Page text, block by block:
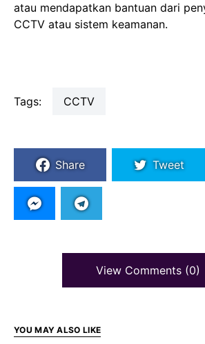
atau mendapatkan bantuan dari
CCTV atau sistem keamanan.
Tags: CCTV
Share Tweet
View Comments (0)
YOU MAY ALSO LIKE